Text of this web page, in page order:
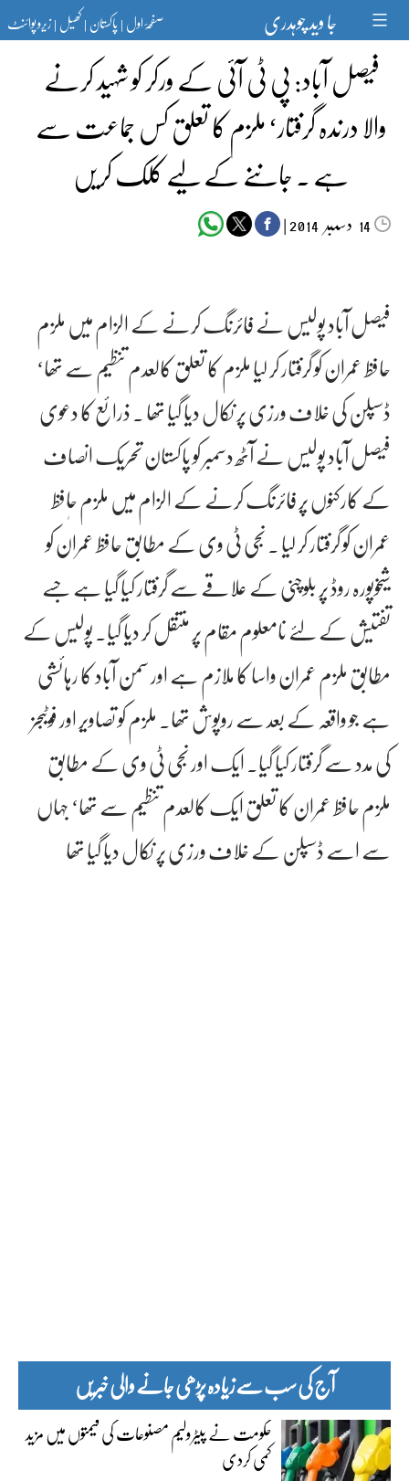
content جا وید چوہدری صفحۂ اول|پاکستان|کھیل|زیرو پوائنٹ
فیصل آباد: پی ٹی آئی کے ورکر کو شہید کرنے
والا درندہ گرفتار‘ ملزم کا تعلق کس جماعت سے
ہے ۔ جاننے کے لیے کلک کریں
14 دسمبر‬‮ |
فیصل آباد پولیس نے فائرنگ کرنے کے الزام میں ملزم
حافظ عمران کو گرفتار کر لیا ملزم کا تعلق کالعدم تنظیم سے تھا‘
ڈسپلن کی خلاف ورزی پر نکال دیا گیا تھا ۔ ذرائع کا دعوی
فیصل آباد پولیس نے آٹھ دسمبر کو پاکستان تحریک انصاف
کے کارکنوں پر فائرنگ کرنے کے الزام میں ملزم حاٖفظ
عمران کو گرفتار کر لیا ۔ نجی ٹی وی کے مطابق حافظ عمران کو
شیخوپورہ روڈ پر بلوچنی کے علاقے سے گرفتار کیا گیا ہے جسے
تفتیش کے لئے نامعلوم مقام پر منتقل کر دیا گیا۔ پولیس کے
مطابق ملزم عمران واسا کا ملازم ہے اور سمن آباد کا رہائشی
ہے جو واقعہ کے بعد سے روپوش تھا۔ ملزم کو تصاویر اور فوٹیجز
کی مدد سے گرفتار کیا گیا۔ ایک اور نجی ٹی وی کے مطابق
ملزم حافظ عمران کا تعلق ایک کالعدم تنظیم سے تھا‘ جہاں
سے اسے ڈسپلن کے خلاف ورزی پر نکال دیا گیا تھا
آج کی سب سے زیادہ پڑھی جانے والی خبریں
حکومت نے پیٹرولیم مصنوعات کی قیمتوں میں مزید
کمی کردی